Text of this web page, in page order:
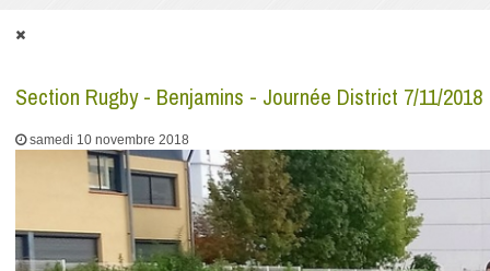
Section Rugby - Benjamins - Journée District 7/11/2018
samedi 10 novembre 2018